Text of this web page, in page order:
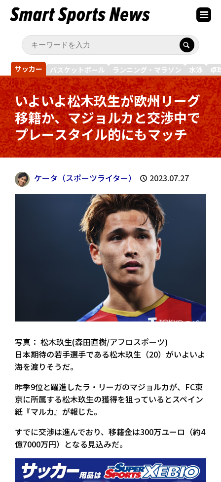
サッカー バスケットボール ランニング・マラソン 水泳 卓
いよいよ松木玖生が欧州リーグ
移籍か、マジョルカと交渉中で
プレースタイル的にもマッチ
ケータ（スポーツライター） 2023.07.27
写真： 松木玖生(森田直樹/アフロスポーツ)
日本期待の若手選手である松木玖生（20）がいよいよ
海を渡りそうだ。
昨季9位と躍進したラ・リーガのマジョルカが、FC東
京に所属する松木玖生の獲得を狙っているとスペイン
紙『マルカ』が報じた。
すでに交渉は進んでおり、移籍金は300万ユーロ（約4
億7000万円）となる見込みだ。